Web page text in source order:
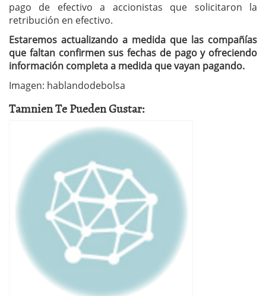
pago de efectivo a accionistas que solicitaron la
retribución en efectivo.
Estaremos actualizando a medida que las compañías
que faltan confirmen sus fechas de pago y ofreciendo
información completa a medida que vayan pagando.
Imagen: hablandodebolsa
Tamnien Te Pueden Gustar: